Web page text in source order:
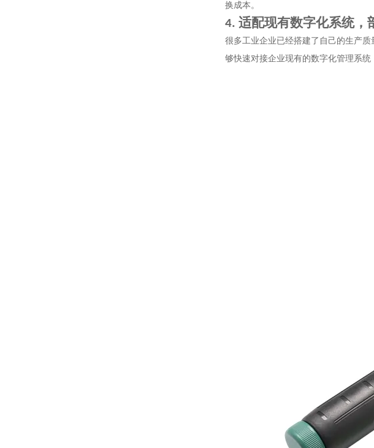
换成本。
4. 适配现有数字化系统，
很多工业企业已经搭建了自己的生产质
够快速对接企业现有的数字化管理系